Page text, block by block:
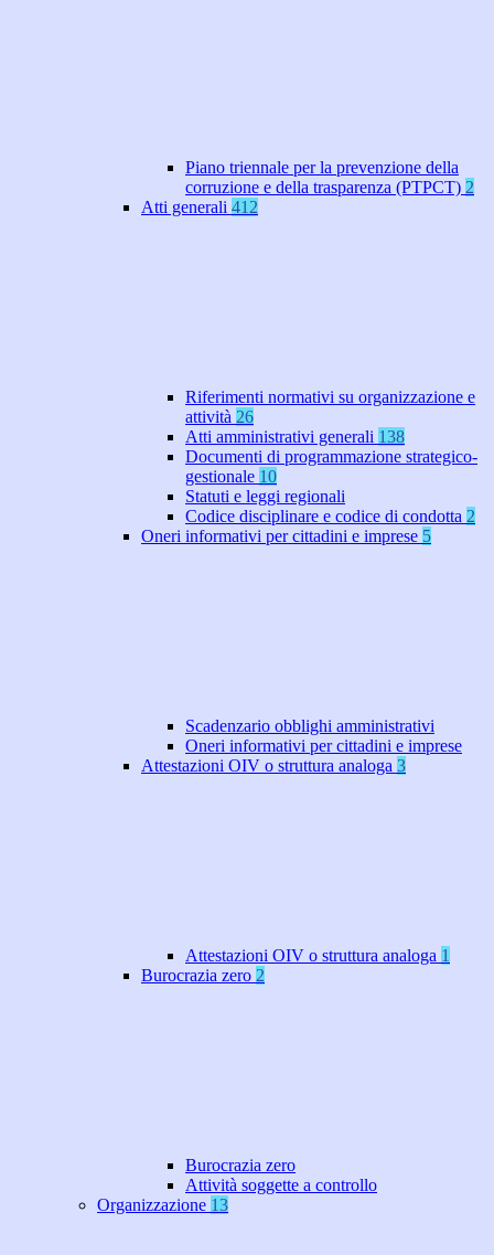
Piano triennale per la prevenzione della
corruzione e della trasparenza (PTPCT) 2
Atti generali 412
Riferimenti normativi su organizzazione e
attività 26
Atti amministrativi generali 138
Documenti di programmazione strategico-
gestionale 10
Statuti e leggi regionali
Codice disciplinare e codice di condotta 2
Oneri informativi per cittadini e imprese 5
Scadenzario obblighi amministrativi
Oneri informativi per cittadini e imprese
Attestazioni OIV o struttura analoga 3
Attestazioni OIV o struttura analoga 1
Burocrazia zero 2
Burocrazia zero
Attività soggette a controllo
Organizzazione 13